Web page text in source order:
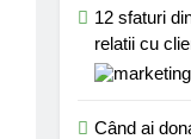
12 sfaturi
relatii cu
Când ai